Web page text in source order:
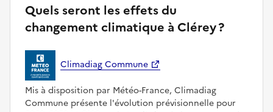
Quels seront les effets du
changement climatique à Clérey ?
Climadiag Commune
Mis à disposition par Météo-France, Climadiag
Commune présente l'évolution prévisionnelle pour